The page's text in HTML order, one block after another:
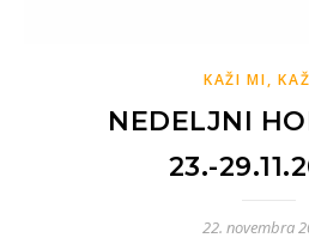
KAŽI MI,
NEDELJNI
23.-
22. novembra